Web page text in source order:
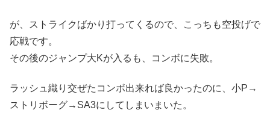
が、ストライクばかり打ってくるので、こっちも空投げで
応戦です。
その後のジャンプ大Kが入るも、コンボに失敗。
ラッシュ織り交ぜたコンボ出来れば良かったのに、小P→
ストリボーグ→SA3にしてしまいまいた。